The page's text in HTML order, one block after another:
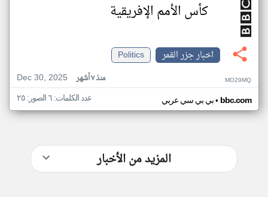
كأس الأمم الإفريقية
اخبار جزر القمر
Politics
Dec 30, 2025
منذ ٧ أشهر MO29MQ
بي بي سي عربي• bbc.com عدد الكلمات: ٦ الصور: ٢٥
المزيد من الأخبار